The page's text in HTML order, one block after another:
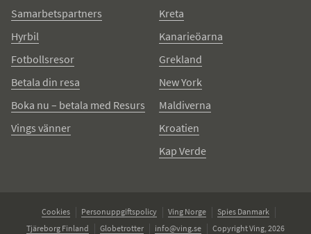
Samarbetspartners
Hyrbil
Fotbollsresor
Betala din resa
Boka nu – betala med Resurs
Vings vänner
Kreta
Kanarieöarna
Grekland
New York
Maldiverna
Kroatien
Kap Verde
Cookies Personuppgiftspolicy Ving Norge
Spies Danmark
Tjäreborg Finland
Globetrotter info@ving.se Copyright Ving, 2026